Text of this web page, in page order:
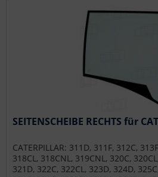
SEITENSCHEIBE RECHTS für
CATERPILLAR: 311D, 311F, 312C,
318CL, 318CNL, 319CNL, 320C,
321D, 322C, 322CL, 323D, 324D,